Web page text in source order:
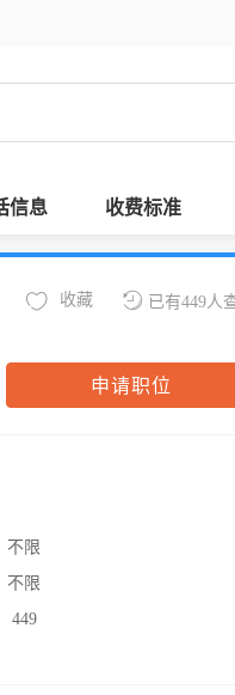
信息 收费标准
已有449人
收藏
申请职位
不限
不限
449